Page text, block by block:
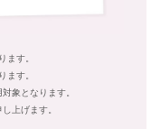
ます。
ます。
象となります。
上げます。